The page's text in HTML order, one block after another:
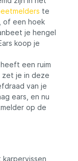
2
vissen.
die je
kracht
te
of een hoek
je hengel
koop je
een ruim
zet je in deze
van je
ears, en nu
op de